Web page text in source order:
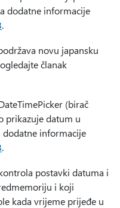
dodatne informacije
.
novu japansku
članak
(birač
prikazuje datum u
dodatne informacije
.
postavki datuma i
i koji
kada vrijeme prijeđe u